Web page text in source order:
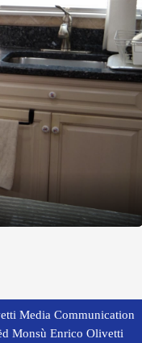
Media Communication
Monsù Enrico Olivetti